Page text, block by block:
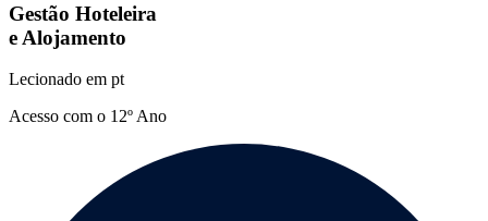
Gestão Hoteleira
e Alojamento
Lecionado em pt
Acesso com o 12º Ano